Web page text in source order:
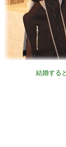
結婚する